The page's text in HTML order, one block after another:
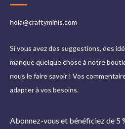
hola@craftyminis.com
Si vous avez des suggestions, des
manque quelque chose à notre
nous le faire savoir ! Vos
adapter à vos besoins.
Abonnez-vous et bénéficiez de 5